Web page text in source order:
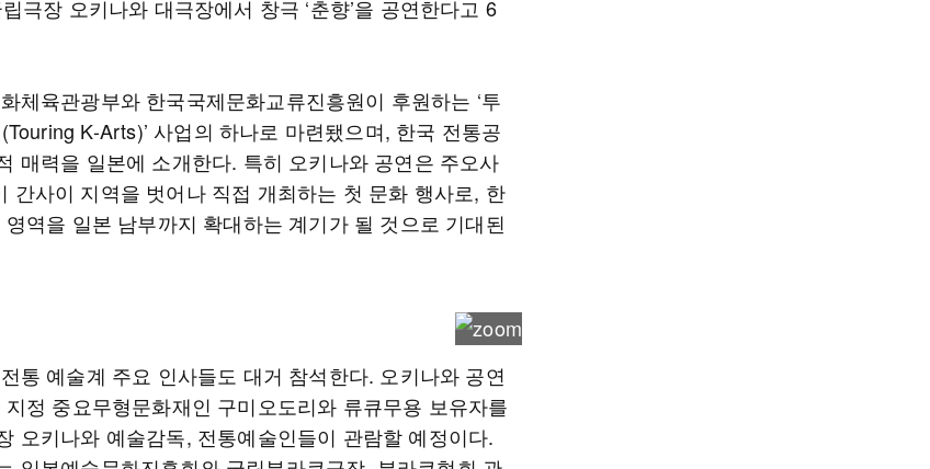
극장 오키나와 대극장에서 창극 ‘춘향’을 공연한다고 6
체육관광부와 한국국제문화교류진흥원이 후원하는 ‘투
K-Arts)’ 사업의 하나로 마련됐으며, 한국 전통공
매력을 일본에 소개한다. 특히 오키나와 공연은 주오사
간사이 지역을 벗어나 직접 개최하는 첫 문화 행사로, 한
역을 일본 남부까지 확대하는 계기가 될 것으로 기대된
통 예술계 주요 인사들도 대거 참석한다. 오키나와 공연
정 중요무형문화재인 구미오도리와 류큐무용 보유자를
오키나와 예술감독, 전통예술인들이 관람할 예정이다.